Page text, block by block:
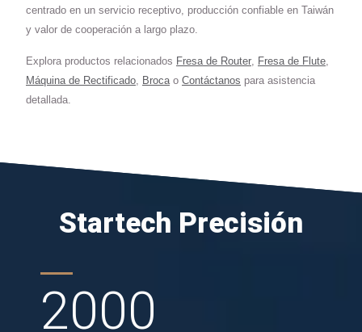
centrado en un servicio receptivo, producción confiable en Taiwán
y valor de cooperación a largo plazo.
Explora productos relacionados Fresa de Router, Fresa de Flute,
Máquina de Rectificado, Brocao Contáctanos para asistencia
detallada.
Startech Precisión
2000